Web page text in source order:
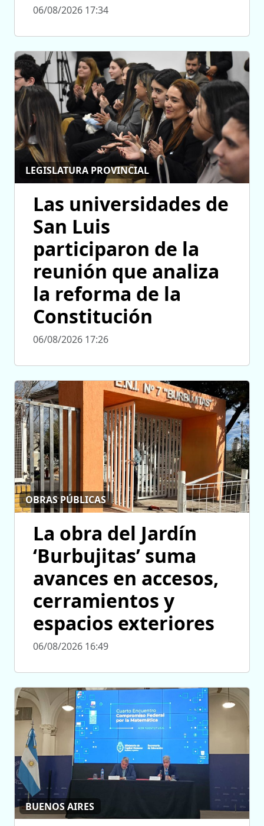
06/08/2026 17:34
LEGISLATURA PROVINCIAL
Las universidades de
San Luis
participaron de la
reunión que analiza
la reforma de la
Constitución
06/08/2026 17:26
OBRAS PÚBLICAS
La obra del Jardín
‘Burbujitas’ suma
avances en accesos,
cerramientos y
espacios exteriores
06/08/2026 16:49
BUENOS AIRES